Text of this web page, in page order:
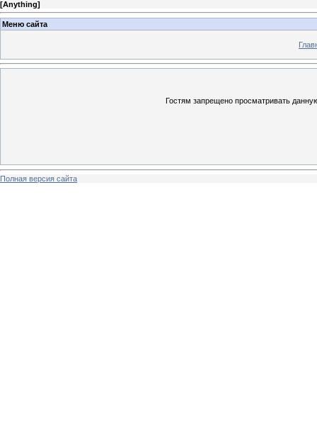
[Anything]
Меню сайта
Гостям запрещено просматривать
Полная версия сайта